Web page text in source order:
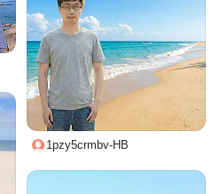
1pzy5crmbv-HB